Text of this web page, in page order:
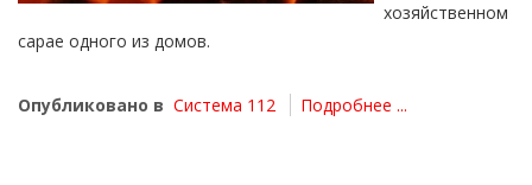
хозяйственном
сарае одного из домов.
Опубликовано в Система 112 Подробнее ...